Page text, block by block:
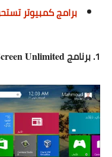
برامج كمبيوتر تستحق
1. برنامج Unlimited